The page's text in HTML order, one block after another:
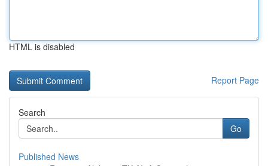
HTML is disabled
Report Page
Search
Go
Published News